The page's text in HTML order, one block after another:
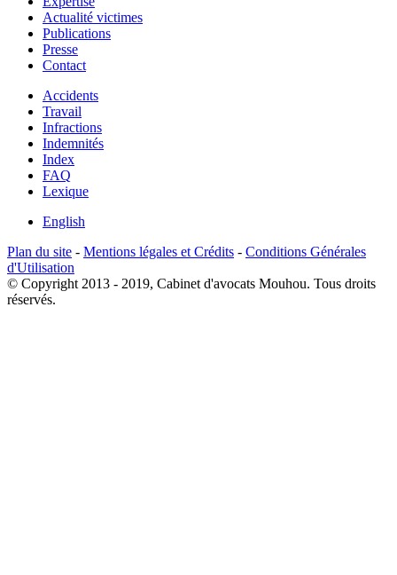
Actualité victimes
Publications
Presse
Contact
Accidents
Travail
Infractions
Indemnités
Index
FAQ
Lexique
English
Plan du site - Mentions légales et Crédits - Conditions Générales
d'Utilisation
© Copyright 2013 - 2019, Cabinet d'avocats Mouhou. Tous droits
réservés.